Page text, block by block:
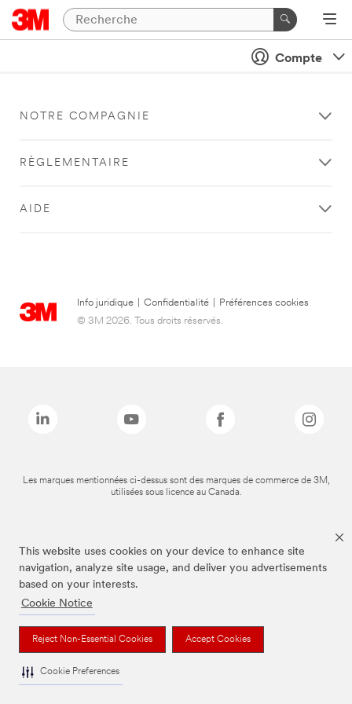
This website uses cookies on your device to enhance site
navigation, analyze site usage, and deliver you advertisements
based on your interests.
Cookie Notice
Reject Non-Essential Cookies Accept Cookies
Cookie Preferences
Compte
NOTRE COMPAGNIE
RÈGLEMENTAIRE
AIDE
Info juridique Confidentialité
Préférences cookies
© 3M 2026. Tous droits réservés.
Les marques mentionnées ci-dessus sont des marques de commerce de 3M,
utilisées sous licence au Canada.